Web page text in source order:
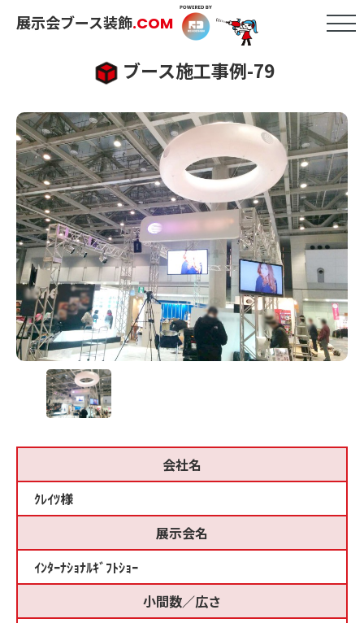
展示会ブース装飾.COM
ブース施工事例-79
会社名
ｸﾚｲﾂ様
展示会名
ｲﾝﾀｰﾅｼｮﾅﾙｷﾞﾌﾄｼｮｰ
小間数／広さ